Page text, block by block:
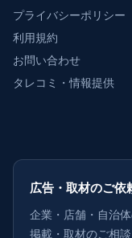
プライバシーポリシー
利用規約
お問い合わせ
タレコミ・情報提供
広告・取材のご依
企業・店舗・自治体
掲載・取材のご相